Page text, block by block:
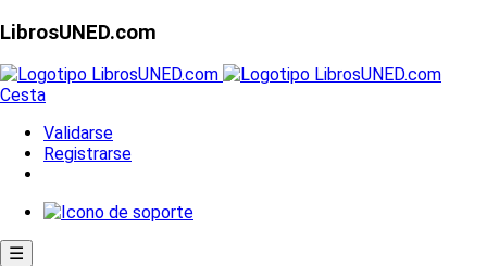
LibrosUNED.com
Cesta
Validarse
Registrarse
☰